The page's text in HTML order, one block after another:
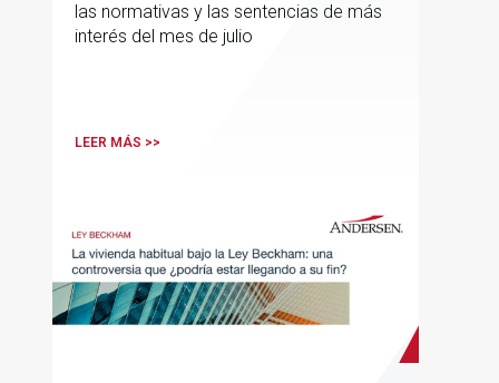
las normativas y las sentencias de más
interés del mes de julio
LEER MÁS >>